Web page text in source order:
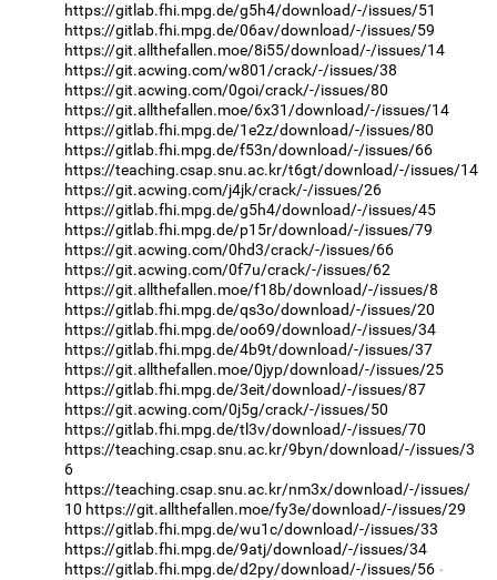
https://gitlab.fhi.mpg.de/g5h4/download/-/issues/51
https://gitlab.fhi.mpg.de/06av/download/-/issues/59
https://git.allthefallen.moe/8i55/download/-/issues/14
https://git.acwing.com/w801/crack/-/issues/38
https://git.acwing.com/0goi/crack/-/issues/80
https://git.allthefallen.moe/6x31/download/-/issues/14
https://gitlab.fhi.mpg.de/1e2z/download/-/issues/80
https://gitlab.fhi.mpg.de/f53n/download/-/issues/66
https://teaching.csap.snu.ac.kr/t6gt/download/-/issues/14
https://git.acwing.com/j4jk/crack/-/issues/26
https://gitlab.fhi.mpg.de/g5h4/download/-/issues/45
https://gitlab.fhi.mpg.de/p15r/download/-/issues/79
https://git.acwing.com/0hd3/crack/-/issues/66
https://git.acwing.com/0f7u/crack/-/issues/62
https://git.allthefallen.moe/f18b/download/-/issues/8
https://gitlab.fhi.mpg.de/qs3o/download/-/issues/20
https://gitlab.fhi.mpg.de/oo69/download/-/issues/34
https://gitlab.fhi.mpg.de/4b9t/download/-/issues/37
https://git.allthefallen.moe/0jyp/download/-/issues/25
https://gitlab.fhi.mpg.de/3eit/download/-/issues/87
https://git.acwing.com/0j5g/crack/-/issues/50
https://gitlab.fhi.mpg.de/tl3v/download/-/issues/70
https://teaching.csap.snu.ac.kr/9byn/download/-/issues/3
6
https://teaching.csap.snu.ac.kr/nm3x/download/-/issues/
10 https://git.allthefallen.moe/fy3e/download/-/issues/29
https://gitlab.fhi.mpg.de/wu1c/download/-/issues/33
https://gitlab.fhi.mpg.de/9atj/download/-/issues/34
https://gitlab.fhi.mpg.de/d2py/download/-/issues/56